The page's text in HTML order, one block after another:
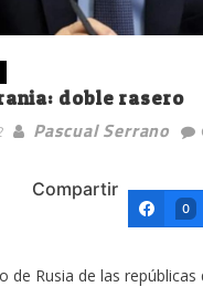
doble rasero
Pascual Serrano
Compartir
0
de Rusia de las repúblicas